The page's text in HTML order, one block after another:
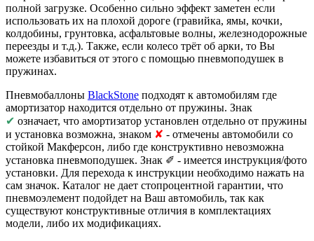
полной загрузке. Особенно сильно эффект заметен если
использовать их на плохой дороге (гравийка, ямы, кочки,
колдобины, грунтовка, асфальтовые волны, железнодорожные
переезды и т.д.). Также, если колесо трёт об арки, то Вы
можете избавиться от этого с помощью пневмоподушек в
пружинах.
Пневмобаллоны BlackStone подходят к автомобилям где
амортизатор находится отдельно от пружины. Знак
✔ означает, что амортизатор установлен отдельно от пружины
и установка возможна, знаком ✘ - отмечены автомобили со
стойкой Макферсон, либо где конструктивно невозможна
установка пневмоподушек. Знак ✐ - имеется инструкция/фото
установки. Для перехода к инструкции необходимо нажать на
сам значок. Каталог не дает стопроцентной гарантии, что
пневмоэлемент подойдет на Ваш автомобиль, так как
существуют конструктивные отличия в комплектациях
модели, либо их модификациях.